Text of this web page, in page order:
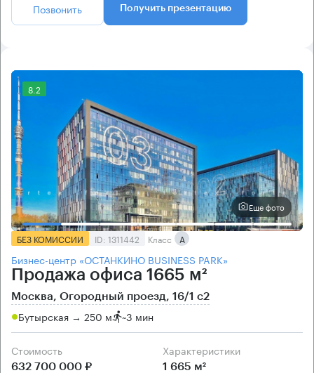
Позвонить Получить презентацию
8.2
Еще фото
БЕЗ КОМИССИИ ID: 1311442 Класс А
Бизнес-центр «ОСТАНКИНО BUSINESS PARK»
Продажа офиса 1665 м²
Москва, Огородный проезд, 16/1 с2
Бутырская → 250 м ~3 мин
Стоимость
632 700 000 ₽
Характеристики
1 665 м²